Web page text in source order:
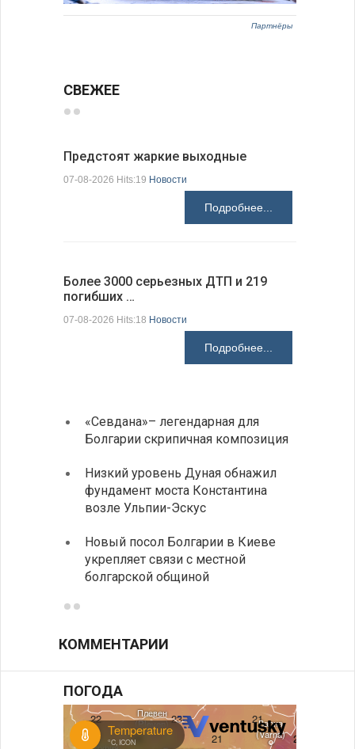
Партнёры
СВЕЖЕЕ
Предстоят жаркие выходные
07-08-2026 Hits:19 Новости
Подробнее...
Более 3000 серьезных ДТП и 219
погибших …
07-08-2026 Hits:18 Новости
Подробнее...
«Севдана»– легендарная для
Болгарии скрипичная композиция
Низкий уровень Дуная обнажил
фундамент моста Константина
возле Ульпии-Эскус
Новый посол Болгарии в Киеве
укрепляет связи с местной
болгарской общиной
КОММЕНТАРИИ
ПОГОДА